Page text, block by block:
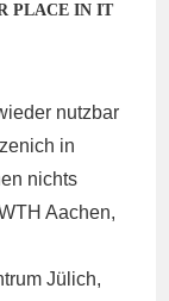
PLACE IN IT
nutzbar
in
nichts
Aachen,
Jülich,